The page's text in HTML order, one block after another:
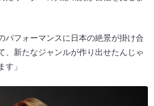
パフォーマンスに日本の絶景が掛け合
、新たなジャンルが作り出せたんじゃ
す」